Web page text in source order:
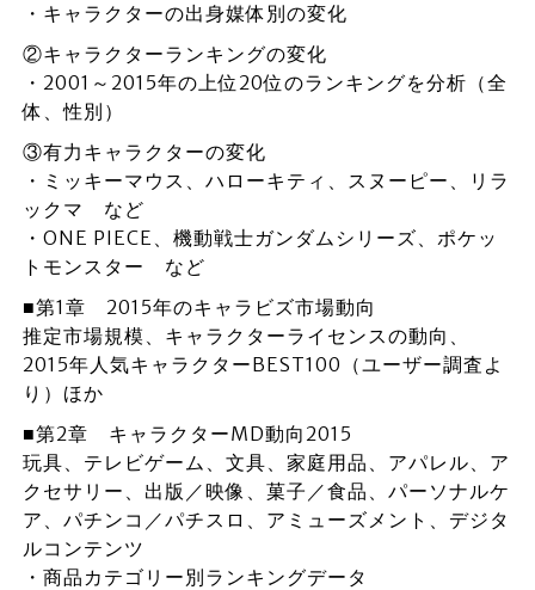
・キャラクターの出身媒体別の変化
②キャラクターランキングの変化
・2001～2015年の上位20位のランキングを分析（全
体、性別）
③有力キャラクターの変化
・ミッキーマウス、ハローキティ、スヌーピー、リラ
ックマ など
・ONE PIECE、機動戦士ガンダムシリーズ、ポケッ
トモンスター など
■第1章 2015年のキャラビズ市場動向
推定市場規模、キャラクターライセンスの動向、
2015年人気キャラクターBEST100（ユーザー調査よ
り）ほか
■第2章 キャラクターMD動向2015
玩具、テレビゲーム、文具、家庭用品、アパレル、ア
クセサリー、出版／映像、菓子／食品、パーソナルケ
ア、パチンコ／パチスロ、アミューズメント、デジタ
ルコンテンツ
・商品カテゴリー別ランキングデータ